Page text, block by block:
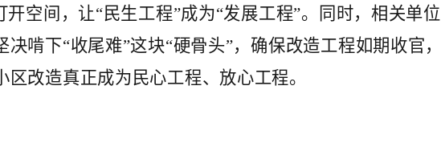
空间，让“民生工程”成为“发展工程”。同时，相关单
啃下“收尾难”这块“硬骨头”，确保改造工程如期收官
改造真正成为民心工程、放心工程。